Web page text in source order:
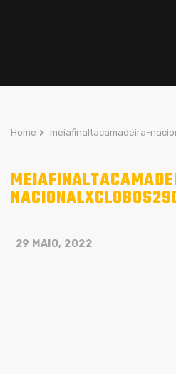
Home > meiafinaltacamadeira-
29 MAIO, 2022